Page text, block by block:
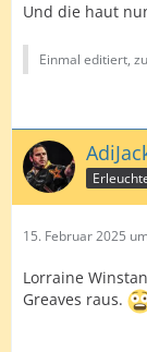
Und die haut
Einmal editiert,
15. Februar 2025
Lorraine
Greaves raus.